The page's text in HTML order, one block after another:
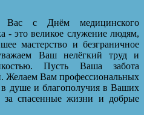
Вас с Днём медицинского
- это великое служение людям,
мастерство и безграничное
Ваш нелёгкий труд и
Пусть Ваша забота
Желаем Вам профессиональных
в душе и благополучия в Ваших
спасенные жизни и добрые